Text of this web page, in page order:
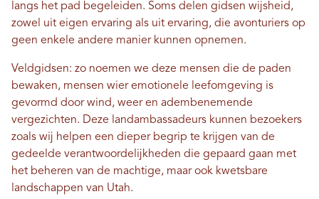
langs het pad begeleiden. Soms delen gidsen wijsheid,
zowel uit eigen ervaring als uit ervaring, die avonturiers op
geen enkele andere manier kunnen opnemen.
Veldgidsen: zo noemen we deze mensen die de paden
bewaken, mensen wier emotionele leefomgeving is
gevormd door wind, weer en adembenemende
vergezichten. Deze landambassadeurs kunnen bezoekers
zoals wij helpen een dieper begrip te krijgen van de
gedeelde verantwoordelijkheden die gepaard gaan met
het beheren van de machtige, maar ook kwetsbare
landschappen van Utah.